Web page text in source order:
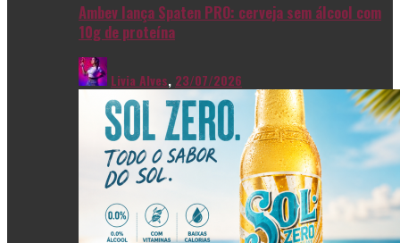
Ambev lança Spaten PRO: cerveja sem álcool com
10g de proteína
Livia Alves, 23/07/2026